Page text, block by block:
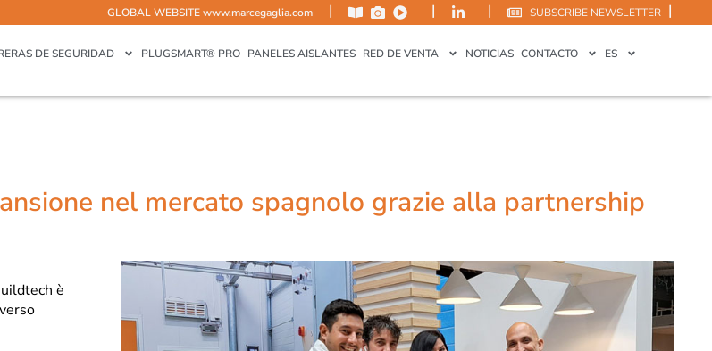
GLOBAL WEBSITEwww.marcegaglia.com | | | SUBSCRIBE NEWSLETTER |
DE SEGURIDAD PLUGSMART® PRO PANELES AISLANTES RED DE VENTA NOTICIAS CONTACTO ES
nel mercato spagnolo grazie alla partnership
è